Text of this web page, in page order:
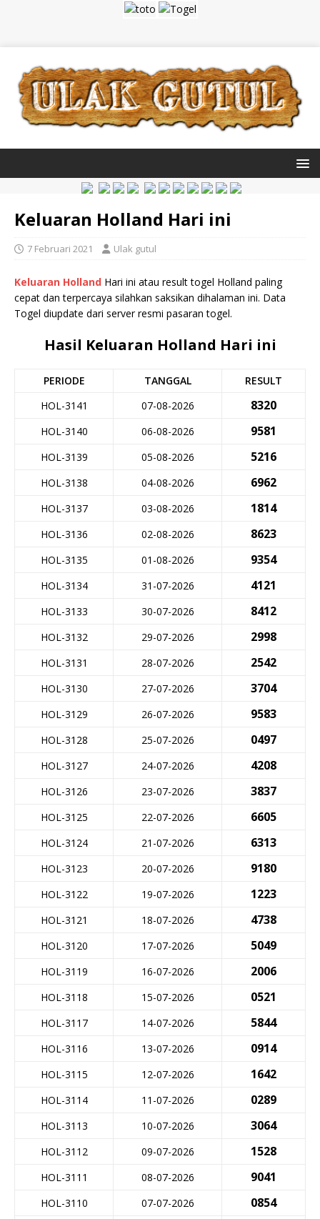
Keluaran Holland Hari ini
7 Februari 2021 Ulak gutul
Keluaran Holland Hari ini atau result togel Holland paling
cepat dan terpercaya silahkan saksikan dihalaman ini. Data
Togel diupdate dari server resmi pasaran togel.
Hasil Keluaran Holland Hari ini
PERIODE TANGGAL
RESULT
HOL-3141
07-08-2026 8320
HOL-3140 06-08-2026 9581
HOL-3139 05-08-2026 5216
HOL-3138 04-08-2026 6962
HOL-3137 03-08-2026 1814
HOL-3136 02-08-2026 8623
HOL-3135 01-08-2026 9354
HOL-3134 31-07-2026 4121
HOL-3133 30-07-2026 8412
HOL-3132 29-07-2026 2998
HOL-3131 28-07-2026 2542
HOL-3130 27-07-2026 3704
HOL-3129 26-07-2026 9583
HOL-3128 25-07-2026 0497
HOL-3127 24-07-2026 4208
HOL-3126 23-07-2026 3837
HOL-3125 22-07-2026 6605
HOL-3124 21-07-2026 6313
HOL-3123 20-07-2026 9180
HOL-3122 19-07-2026 1223
HOL-3121 18-07-2026 4738
HOL-3120 17-07-2026 5049
HOL-3119 16-07-2026 2006
HOL-3118 15-07-2026 0521
HOL-3117 14-07-2026 5844
HOL-3116 13-07-2026 0914
HOL-3115 12-07-2026 1642
HOL-3114 11-07-2026 0289
HOL-3113 10-07-2026 3064
HOL-3112 09-07-2026 1528
HOL-3111 08-07-2026 9041
HOL-3110 07-07-2026 0854